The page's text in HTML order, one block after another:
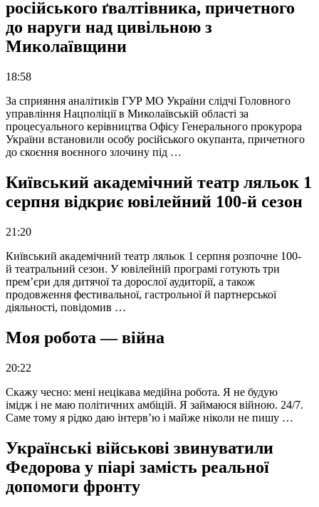
російського ґвалтівника, причетного
до наруги над цивільною з
Миколаївщини
18:58
За сприяння аналітиків ГУР МО України слідчі Головного
управління Нацполіції в Миколаївській області за
процесуального керівництва Офісу Генерального прокурора
України встановили особу російського окупанта, причетного
до скоєння воєнного злочину під …
Київський академічний театр ляльок 1
серпня відкриє ювілейний 100-й сезон
21:20
Київський академічний театр ляльок 1 серпня розпочне 100-
й театральний сезон. У ювілейній програмі готують три
прем’єри для дитячої та дорослої аудиторії, а також
продовження фестивальної, гастрольної й партнерської
діяльності, повідомив …
Моя робота — війна
20:22
Скажу чесно: мені нецікава медійна робота. Я не будую
імідж і не маю політичних амбіцій. Я займаюся війною. 24/7.
Саме тому я рідко даю інтерв’ю і майже ніколи не пишу …
Українські військові звинуватили
Федорова у піарі замість реальної
допомоги фронту